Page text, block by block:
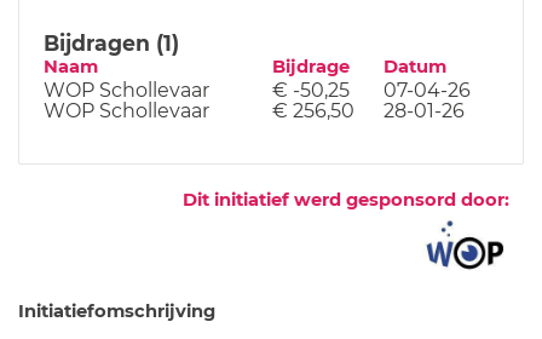
Bijdragen (1)
Naam Bijdrage Datum
WOP Schollevaar € -50,25
07-04-26
WOP Schollevaar
€ 256,50 28-01-26
Dit initiatief werd gesponsord door:
Initiatiefomschrijving